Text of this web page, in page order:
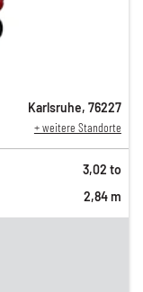
Karlsruhe, 76227
+ weitere Standorte
3,02 to
2,84 m